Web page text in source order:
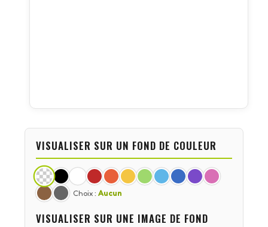
VISUALISER SUR UN FOND DE COULEUR
Choix : Aucun
VISUALISER SUR UNE IMAGE DE FOND